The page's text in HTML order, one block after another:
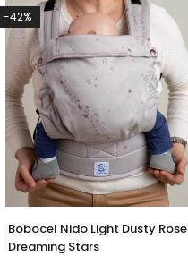
-42%
Bobocel Nido Light Dusty Rose
Dreaming Stars